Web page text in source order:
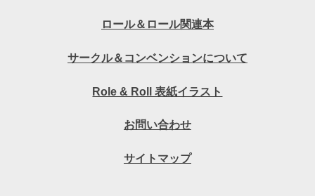
ロール＆ロール関連本
サークル＆コンベンションについて
Role & Roll 表紙イラスト
お問い合わせ
サイトマップ